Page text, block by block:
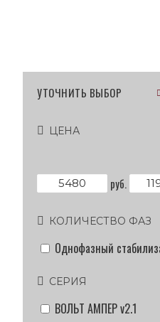
УТОЧНИТЬ ВЫБОР
ЦЕНА
руб.
СЕРИЯ
ВОЛЬТ АМПЕР v2.1
КОЛИЧЕСТВО ФАЗ
Однофазный